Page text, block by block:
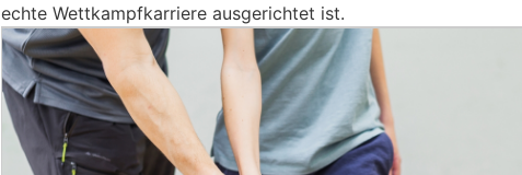
echte Wettkampfkarriere ausgerichtet ist.